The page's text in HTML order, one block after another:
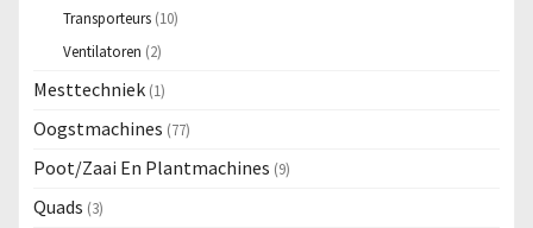
Transporteurs (10)
Ventilatoren (2)
Mesttechniek (1)
Oogstmachines (77)
Poot/Zaai En Plantmachines (9)
Quads (3)